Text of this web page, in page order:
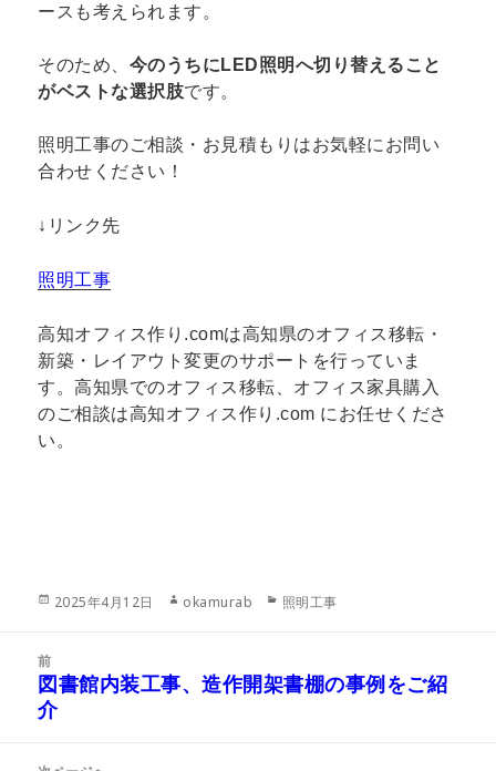
ースも考えられます。
そのため、 今のうちにLED照明へ切り替えること
がベストな選択肢です。
照明工事のご相談・お見積もりはお気軽にお問い
合わせください！
↓リンク先
照明工事
高知オフィス作り.comは高知県のオフィス移転・
新築・レイアウト変更のサポートを行っていま
す。高知県でのオフィス移転、オフィス家具購入
のご相談は高知オフィス作り.com にお任せくださ
い。
投
2025年4月12日
作
okamurab
カ
ー
照明工事
前
前
の
稿:
図書館内装工事、造作開架書棚の事例をご紹
介